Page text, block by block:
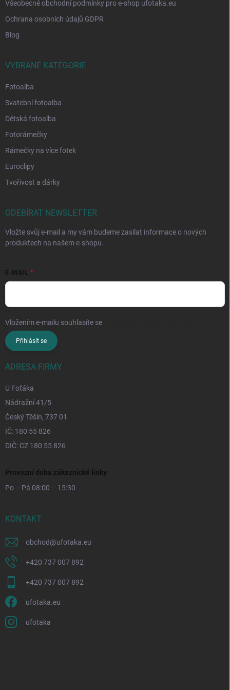
Všeobecné obchodní podmínky pro e-shop ufotaka.eu
Ochrana osobních údajů GDPR
Blog
VYBRANÉ KATEGORIE
Fotoalba
Svatební fotoalba
Dětská fotoalba
Fotorámečky
Rámečky na více fotek
Euroclipy
Tvořivost a dárky
ODEBÍRAT NEWSLETTER
Vložte svůj e-mail a my vám budeme zasílat informace o nových
produktech na našem e-shopu.
E-MAIL
Vložením e-mailu souhlasíte se
Přihlásit se
ADRESA FIRMY
U Foťáka
Nádražní 41/5
Český Těšín, 737 01
IČ: 180 55 826
DIČ: CZ 180 55 826
Provozní doba zákaznické linky
Po – Pá 08:00 – 15:30
KONTAKT
obchod@ufotaka.eu
+420 737 007 892
+420 737 007 892
ufotaka.eu
ufotaka